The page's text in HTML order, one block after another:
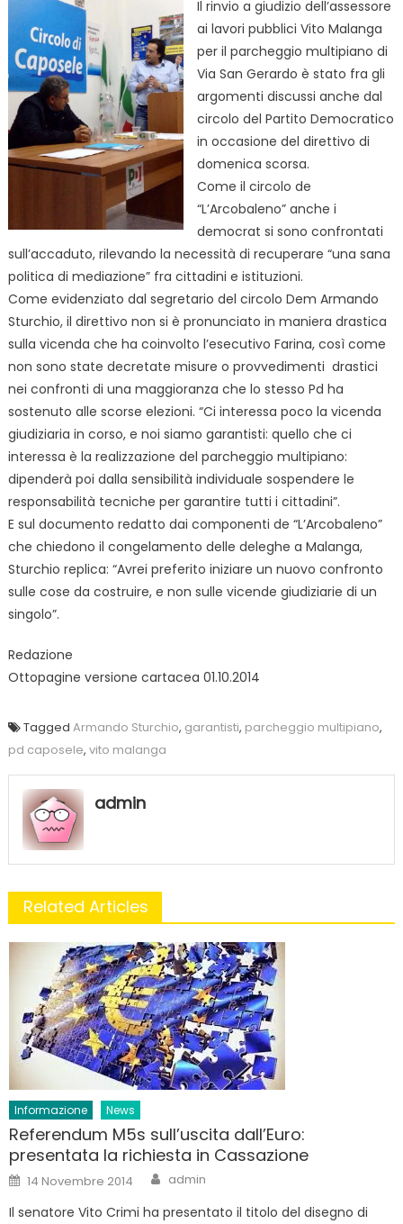
Il rinvio a giudizio dell’assessore
ai lavori pubblici Vito Malanga
per il parcheggio multipiano di
Via San Gerardo è stato fra gli
argomenti discussi anche dal
circolo del Partito Democratico
in occasione del direttivo di
domenica scorsa.
Come il circolo de
“L’Arcobaleno” anche i
democrat si sono confrontati
sull’accaduto, rilevando la necessità di recuperare “una sana
politica di mediazione” fra cittadini e istituzioni.
Come evidenziato dal segretario del circolo Dem Armando
Sturchio, il direttivo non si è pronunciato in maniera drastica
sulla vicenda che ha coinvolto l’esecutivo Farina, così come
non sono state decretate misure o provvedimenti drastici
nei confronti di una maggioranza che lo stesso Pd ha
sostenuto alle scorse elezioni. “Ci interessa poco la vicenda
giudiziaria in corso, e noi siamo garantisti: quello che ci
interessa è la realizzazione del parcheggio multipiano:
dipenderà poi dalla sensibilità individuale sospendere le
responsabilità tecniche per garantire tutti i cittadini”.
E sul documento redatto dai componenti de “L’Arcobaleno”
che chiedono il congelamento delle deleghe a Malanga,
Sturchio replica: “Avrei preferito iniziare un nuovo confronto
sulle cose da costruire, e non sulle vicende giudiziarie di un
singolo”.
Redazione
Ottopagine versione cartacea 01.10.2014
Tagged Armando Sturchio, garantisti, parcheggio multipiano,
pd caposele, vito malanga
admin
Related Articles
Informazione News
Referendum M5s sull’uscita dall’Euro:
presentata la richiesta in Cassazione
Posted
on
14 Novembre 2014 Author
admin
Il senatore Vito Crimi ha presentato il titolo del disegno di